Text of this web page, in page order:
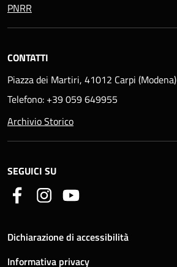
PNRR
CONTATTI
Piazza dei Martiri, 41012 Carpi (Modena)
Telefono: +39 059 649955
Archivio Storico
SEGUICI SU
Dichiarazione di accessibilità
Informativa privacy